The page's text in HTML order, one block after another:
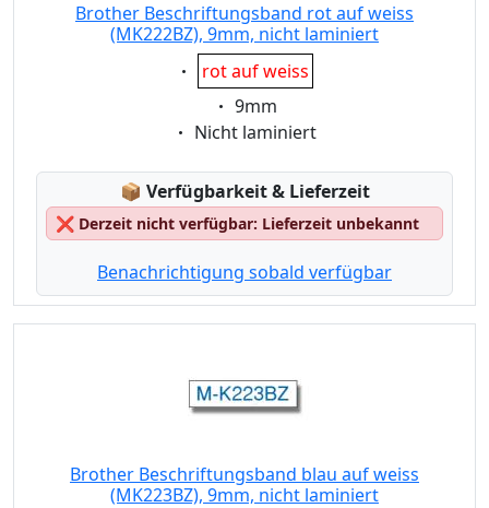
Brother Beschriftungsband rot auf weiss
(MK222BZ), 9mm, nicht laminiert
Eigenschaft:
rot auf weiss
Eigenschaft:
9mm
Eigenschaft:
Nicht laminiert
📦 Lagerstatus:
Verfügbarkeit & Lieferzeit
❌ Derzeit nicht verfügbar: Lieferzeit unbekannt
Benachrichtigung sobald verfügbar
Brother Beschriftungsband blau auf weiss
(MK223BZ), 9mm, nicht laminiert